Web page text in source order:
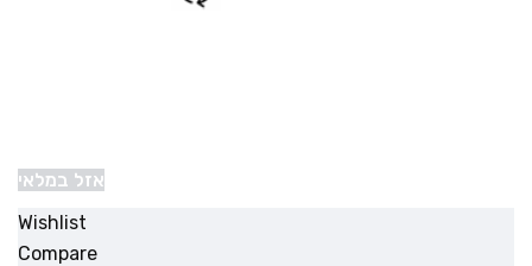
אזל במלאי
Wishlist
Compare